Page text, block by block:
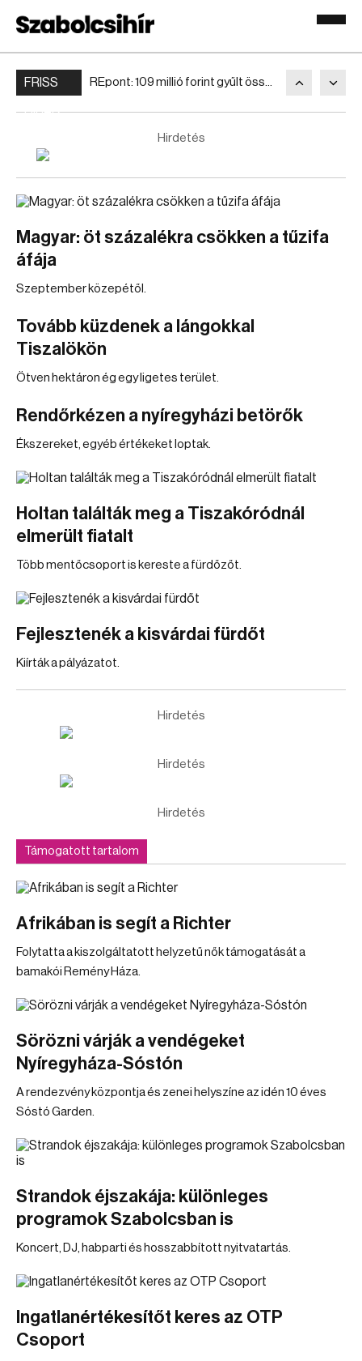
FRISS
REpont: 109 millió forint gyűlt össze a rászorulóknak
Hirdetés
Magyar: öt százalékra csökken a tűzifa
áfája
Szeptember közepétől.
Tovább küzdenek a lángokkal
Tiszalökön
Ötven hektáron ég egy ligetes terület.
Rendőrkézen a nyíregyházi betörők
Ékszereket, egyéb értékeket loptak.
Holtan találták meg a Tiszakóródnál
elmerült fiatalt
Több mentőcsoport is kereste a fürdőzőt.
Fejlesztenék a kisvárdai fürdőt
Kiírták a pályázatot.
Hirdetés
Hirdetés
Hirdetés
Támogatott tartalom
Afrikában is segít a Richter
Folytatta a kiszolgáltatott helyzetű nők támogatását a
bamakói Remény Háza.
Sörözni várják a vendégeket
Nyíregyháza-Sóstón
A rendezvény központja és zenei helyszíne az idén 10 éves
Sóstó Garden.
Strandok éjszakája: különleges
programok Szabolcsban is
Koncert, DJ, habparti és hosszabbított nyitvatartás.
Ingatlanértékesítőt keres az OTP
Csoport